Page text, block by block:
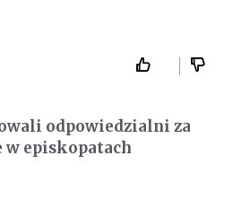
odpowiedzialni za
episkopatach